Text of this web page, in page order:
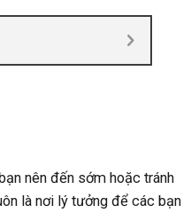
nên đến sớm hoặc tránh
là nơi lý tưởng để các bạn